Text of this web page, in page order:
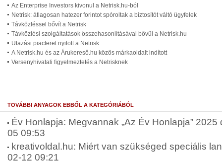
Az Enterprise Investors kivonul a Netrisk.hu-ból
Netrisk: átlagosan hatezer forintot spóroltak a biztosítót váltó ügyfelek
Távközléssel bővít a Netrisk
Távközlési szolgáltatások összehasonlításával bővül a Netrisk.hu
Utazási piacteret nyitott a Netrisk
A Netrisk.hu és az Árukereső.hu közös márkaoldalt indított
Versenyhivatali figyelmeztetés a Netrisknek
TOVÁBBI ANYAGOK EBBŐL A KATEGÓRIÁBÓL
Év Honlapja: Megvannak „Az Év Honlapja”
05 09:53
kreativoldal.hu: Miért van szükséged speciális
02-12 09:21